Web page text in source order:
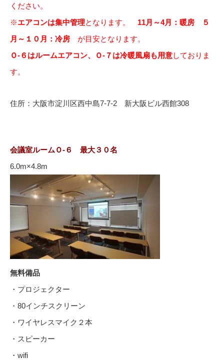
ください。
※エアコンは集中管理となります。 11月～4月：暖房 ５
月～１０月：冷房 が目安となります。
Ｏ-６ はルームエアコン、Ｏ-７は冷暖風扇も用意しておりま
す。
住所：大阪市淀川区西中島7-7-2 新大阪ビル西館308
会議室ルームＯ-６ 最大３０名
6.0m×4.8m
無料備品
・プロジェクター
・80インチスクリーン
・ワイヤレスマイク２本
・スピーカー
・wifi